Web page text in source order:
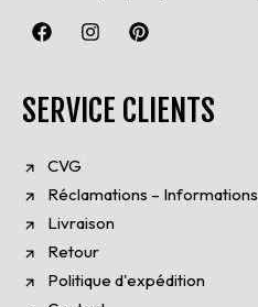
SERVICE CLIENTS
CVG
Réclamations – Informations
Livraison
Retour
Politique d'expédition